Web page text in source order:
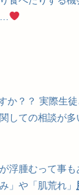
か？？ 実際生徒
しての相談が多
浮腫むって事
」や「肌荒れ」